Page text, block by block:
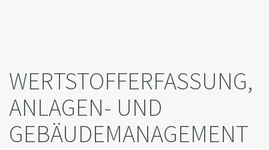
WERTSTOFFERFASSUNG,
ANLAGEN- UND
GEBÄUDEMANAGEMENT